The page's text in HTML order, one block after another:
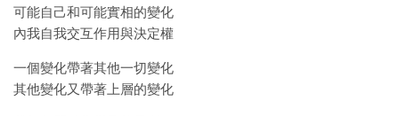
可能自己和可能實相的變化
內我自我交互作用與決定權
一個變化帶著其他一切變化
其他變化又帶著上層的變化